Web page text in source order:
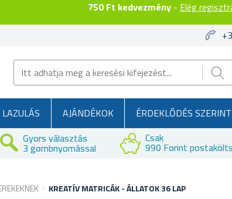
750 Ft kedvezmény - Elég
AJÁNDÉKOK ÉRDEKLŐDÉS SZERINT
Gyors választás
3 gombnyomással
Csak
990 Forint
KREATÍV MATRICÁK - ÁLLATOK 36 LAP